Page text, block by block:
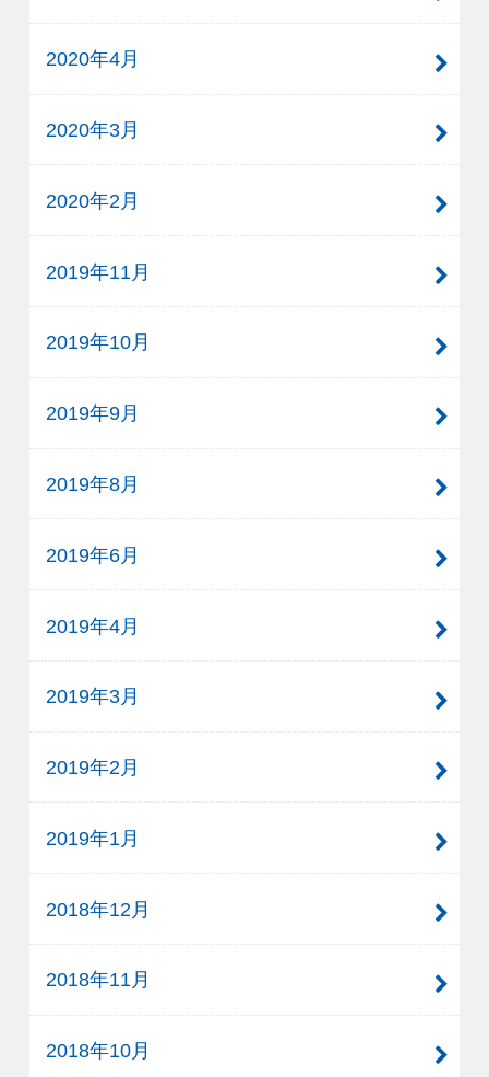
2020年4月
2020年3月
2020年2月
2019年11月
2019年10月
2019年9月
2019年8月
2019年6月
2019年4月
2019年3月
2019年2月
2019年1月
2018年12月
2018年11月
2018年10月